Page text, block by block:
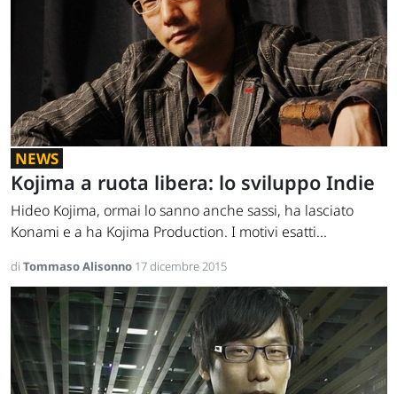
NEWS
Kojima a ruota libera: lo sviluppo Indie
Hideo Kojima, ormai lo sanno anche sassi, ha lasciato
Konami e a ha Kojima Production. I motivi esatti...
di Tommaso Alisonno 17 dicembre 2015